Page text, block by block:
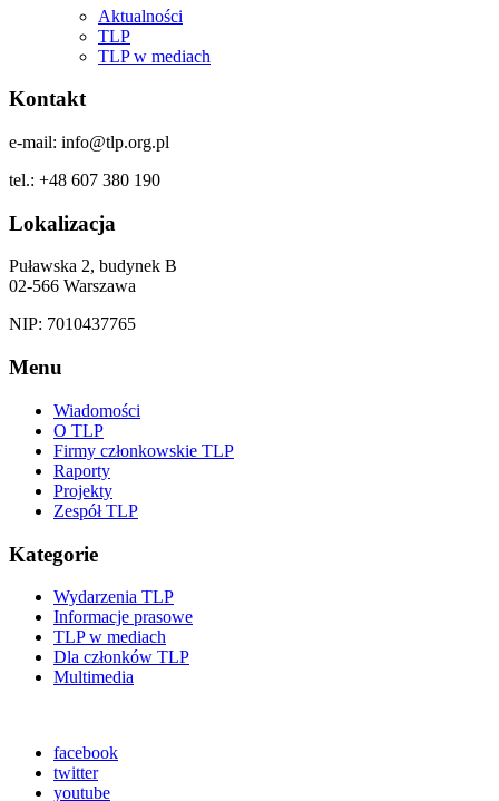
Aktualności
TLP
TLP w mediach
Kontakt
e-mail: info@tlp.org.pl
tel.: +48 607 380 190
Lokalizacja
Puławska 2, budynek B
02-566 Warszawa
NIP: 7010437765
Menu
Wiadomości
O TLP
Firmy członkowskie TLP
Raporty
Projekty
Zespół TLP
Kategorie
Wydarzenia TLP
Informacje prasowe
TLP w mediach
Dla członków TLP
Multimedia
facebook
twitter
youtube